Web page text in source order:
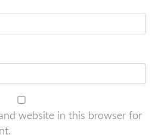
website in this browser for